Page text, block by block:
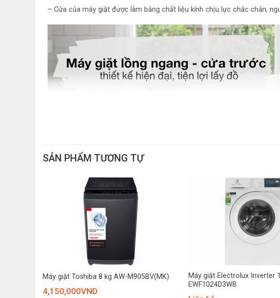
– Cửa của máy giặt được làm bằng chất liệu kính chịu lực chắc chắn,
SẢN PHẨM TƯƠNG TỰ
Máy giặt Toshiba 8 kg AW-M905BV(MK)
4,150,000VND
Máy giặt Electrolux Inverter
EWF1024D3WB